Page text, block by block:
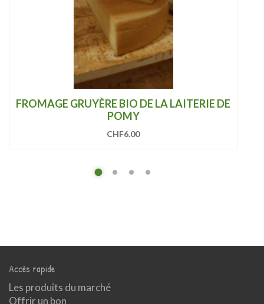
FROMAGE GRUYÈRE BIO DE LA LAITERIE DE
POMY
CHF6.00
Accès rapide
Les produits du marché
Offrir un bon